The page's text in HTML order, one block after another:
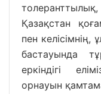
толеранттылық,
Қазақстан
пен келісімнің,
бастауында
еркіндігі
орнауын